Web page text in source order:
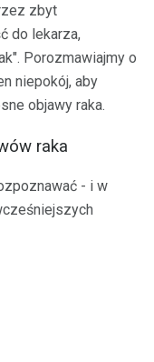
zbyt
do lekarza,
Porozmawiajmy o
niepokój, aby
objawy raka.
raka
- i w